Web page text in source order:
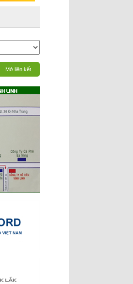
Mở liên kết